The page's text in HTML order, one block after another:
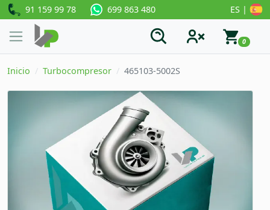
91 159 99 78 699 863 480 ES |
0
Inicio Turbocompresor 465103-5002S